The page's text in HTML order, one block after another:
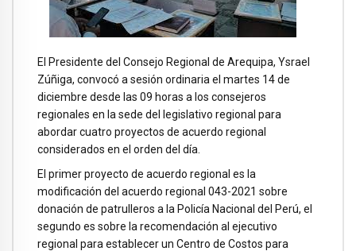
El Presidente del Consejo Regional de Arequipa, Ysrael
Zúñiga, convocó a sesión ordinaria el martes 14 de
diciembre desde las 09 horas a los consejeros
regionales en la sede del legislativo regional para
abordar cuatro proyectos de acuerdo regional
considerados en el orden del día.
El primer proyecto de acuerdo regional es la
modificación del acuerdo regional 043-2021 sobre
donación de patrulleros a la Policía Nacional del Perú, el
segundo es sobre la recomendación al ejecutivo
regional para establecer un Centro de Costos para